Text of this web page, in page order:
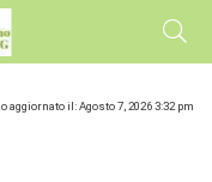
aggiornato il: Agosto 7, 2026 3:32 pm